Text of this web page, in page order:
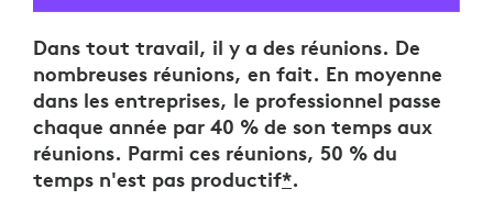
Dans tout travail, il y a des réunions. De
nombreuses réunions, en fait. En moyenne
dans les entreprises, le professionnel passe
chaque année par 40 % de son temps aux
réunions. Parmi ces réunions, 50 % du
temps n'est pas productif*.